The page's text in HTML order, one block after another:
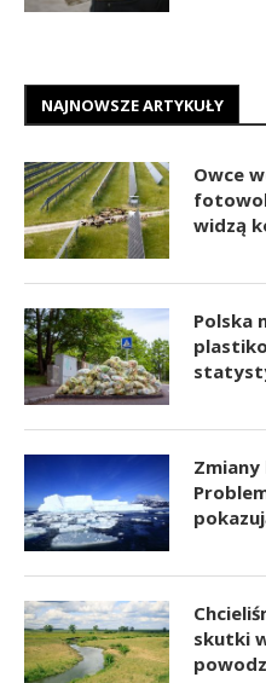
NAJNOWSZE ARTYKUŁY
Owce
widzą
Polska
Zmiany
skutki